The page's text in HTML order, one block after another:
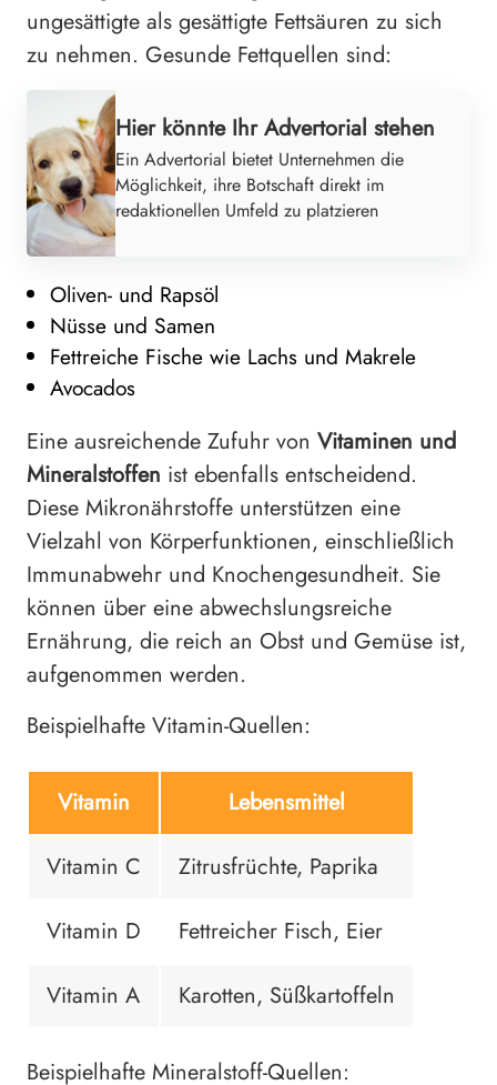
ungesättigte als gesättigte Fettsäuren zu sich
zu nehmen. Gesunde Fettquellen sind:
Hier könnte Ihr Advertorial stehen
Ein Advertorial bietet Unternehmen die
Möglichkeit, ihre Botschaft direkt im
redaktionellen Umfeld zu platzieren
Oliven- und Rapsöl
Nüsse und Samen
Fettreiche Fische wie Lachs und Makrele
Avocados
Eine ausreichende Zufuhr von Vitaminen und
Mineralstoffen ist ebenfalls entscheidend.
Diese Mikronährstoffe unterstützen eine
Vielzahl von Körperfunktionen, einschließlich
Immunabwehr und Knochengesundheit. Sie
können über eine abwechslungsreiche
Ernährung, die reich an Obst und Gemüse ist,
aufgenommen werden.
Beispielhafte Vitamin-Quellen:
Vitamin
Lebensmittel
Vitamin C
Zitrusfrüchte, Paprika
Vitamin D
Fettreicher Fisch, Eier
Vitamin A
Karotten, Süßkartoffeln
Beispielhafte Mineralstoff-Quellen: